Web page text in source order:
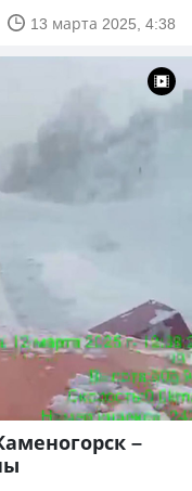
13 марта 2025, 4:38
–